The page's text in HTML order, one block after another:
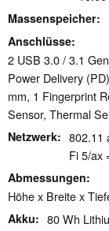
Massenspeicher
Anschlüsse
2 USB 3.0 / 3.1
Power Delivery
mm, 1 Fingerprint
Sensor, Thermal
Netzwerk
802.11
Fi 5/ax
Abmessungen
Höhe x Breite x
Akku 80 Wh